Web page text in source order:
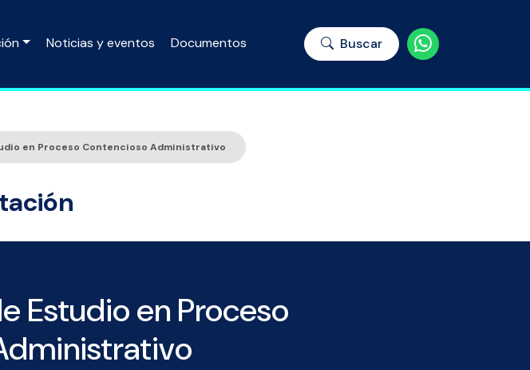
Noticias y eventos Documentos Buscar
en Proceso Contencioso Administrativo
Estudio en Proceso